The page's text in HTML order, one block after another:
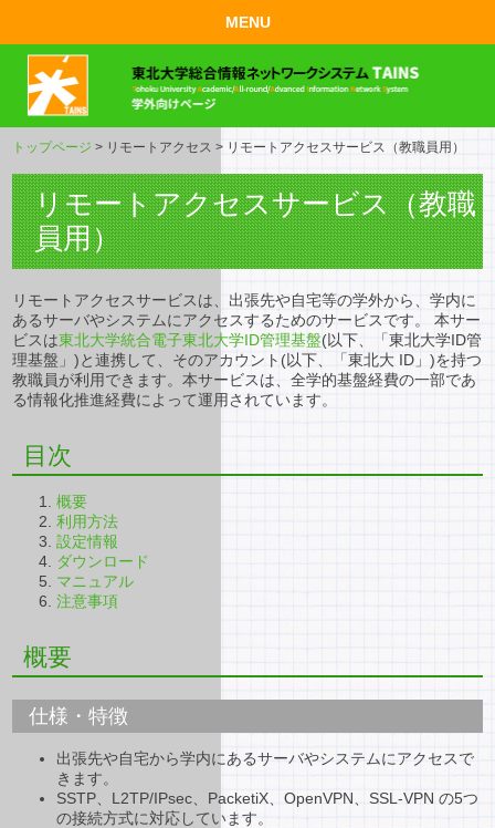
MENU
トップページ > リモートアクセス > リモートアクセスサービス（教職員用）
リモートアクセスサービス（教職
員用）
リモートアクセスサービスは、出張先や自宅等の学外から、学内に
あるサーバやシステムにアクセスするためのサービスです。 本サー
ビスは東北大学統合電子東北大学ID管理基盤(以下、「東北大学ID管
理基盤」)と連携して、そのアカウント(以下、「東北大 ID」)を持つ
教職員が利用できます。本サービスは、全学的基盤経費の一部であ
る情報化推進経費によって運用されています。
目次
概要
利用方法
設定情報
ダウンロード
マニュアル
注意事項
概要
仕様・特徴
出張先や自宅から学内にあるサーバやシステムにアクセスで
きます。
SSTP、L2TP/IPsec、PacketiX、OpenVPN、SSL-VPN の5つ
の接続方式に対応しています。